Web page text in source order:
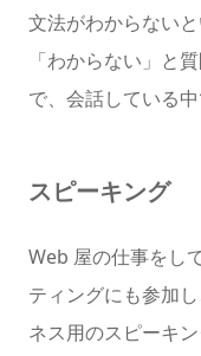
文法がわからない
「わからない」と
で、会話している
スピーキング
Web 屋の仕事をし
ティングにも参加
ネス用のスピーキ